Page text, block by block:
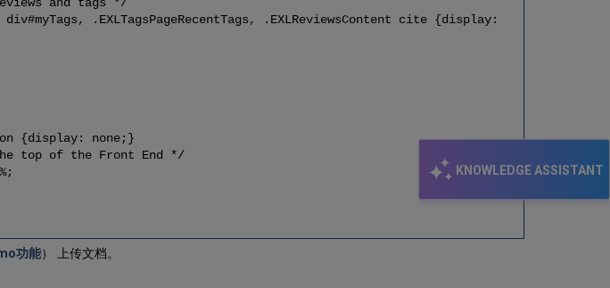
KNOWLEDGE ASSISTANT
.EXLTagsPageRecentTags, .EXLReviewsContent cite {display:
{display: none;}
top of the Front End */
功能） 上传文档。